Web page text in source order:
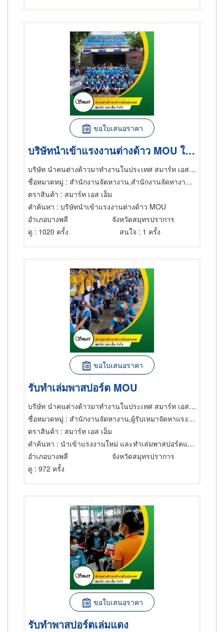
ขอใบเสนอราคา
บริษัทนำเข้าแรงงานต่างด้าว MOU ใกล้ฉัน
บริษัท นำคนต่างด้าวมาทำงานในประเทศ สมาร์ท เอส เอ็ม จำกัด
ชื่อหมวดหมู่ : สำนักงานจัดหางาน,สำนักงานจัดหางาน,ผู้รับเหมาจัดหาแรงงาน
ตราสินค้า : สมาร์ท เอส เอ็ม
คำค้นหา : บริษัทนําเข้าแรงงานต่างด้าว MOU
อำเภอบางพลี
จังหวัดสมุทรปราการ
ดู : 1020 ครั้ง สนใจ : 1 ครั้ง
ขอใบเสนอราคา
รับทำเล่มพาสปอร์ต MOU
บริษัท นำคนต่างด้าวมาทำงานในประเทศ สมาร์ท เอส เอ็ม จำกัด
ชื่อหมวดหมู่ : สำนักงานจัดหางาน,ผู้รับเหมาจัดหาแรงงาน,สำนักงานจัดหางาน
ตราสินค้า : สมาร์ท เอส เอ็ม
คำค้นหา : นำเข้าแรงงานใหม่ และทำเล่มพาสปอร์ตแรงงาน
อำเภอบางพลี
จังหวัดสมุทรปราการ
ดู : 972 ครั้ง
ขอใบเสนอราคา
รับทำพาสปอร์ตเล่มแดง